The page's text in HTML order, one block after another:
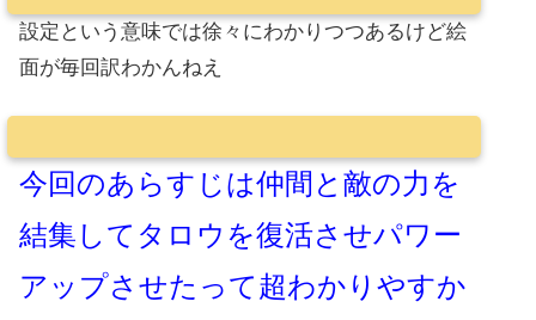
設定という意味では徐々にわかりつつあるけど絵
面が毎回訳わかんねえ
今回のあらすじは仲間と敵の力を
結集してタロウを復活させパワー
アップさせたって超わかりやすか